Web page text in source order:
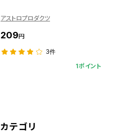
アストロプロダクツ
209円
3件
1ポイント
カテゴリ